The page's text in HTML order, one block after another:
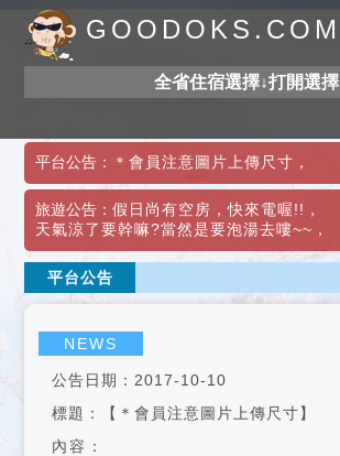
GOODOKS.COM
全省住宿選擇↓打開選擇
平台公告： ＊會員注意圖片上傳尺寸 ，
旅遊公告：假日尚有空房，快來電喔!! ，
天氣涼了要幹嘛?當然是要泡湯去嘍~~ ，
平台公告
NEWS
公告日期：2017-10-10
標題：【＊會員注意圖片上傳尺寸】
內容：